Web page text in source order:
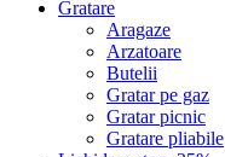
Gratare
Aragaze
Arzatoare
Butelii
Gratar pe gaz
Gratar picnic
Gratare pliabile